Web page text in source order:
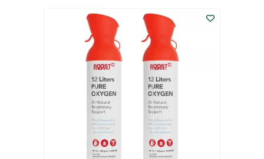
dólares. es:
182,30
dólares.